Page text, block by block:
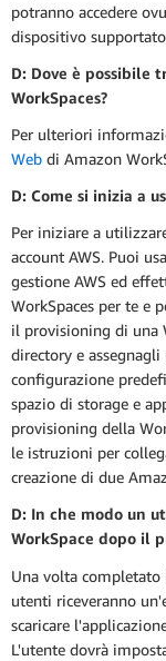
potranno accedere
dispositivo
D: Dove è possibile
WorkSpaces?
Per ulteriori
Web di Amazon
D: Come si inizia a
Per iniziare a
account AWS. Puoi
gestione AWS ed
WorkSpaces per te e
il provisioning di una
directory e
configurazione
spazio di storage e
provisioning della
le istruzioni per
creazione di due
D: In che modo un
WorkSpace dopo il
Una volta
utenti riceveranno
scaricare
L'utente dovrà